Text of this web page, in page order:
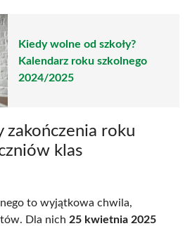
Kiedy wolne od szkoły?
Kalendarz roku szkolnego
2024/2025
zakończenia roku
klas
to wyjątkowa chwila,
Dla nich 25 kwietnia 2025